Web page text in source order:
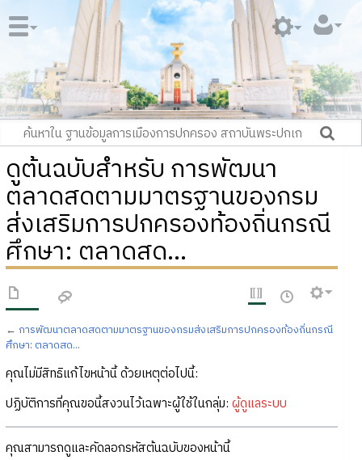
ดูต้นฉบับสำหรับ การพัฒนา
ตลาดสดตามมาตรฐานของกรม
ส่งเสริมการปกครองท้องถิ่นกรณี
ศึกษา: ตลาดสด...
← การพัฒนาตลาดสดตามมาตรฐานของกรมส่งเสริมการปกครองท้องถิ่นกรณี
ศึกษา: ตลาดสด...
คุณไม่มีสิทธิแก้ไขหน้านี้ ด้วยเหตุต่อไปนี้:
ปฏิบัติการที่คุณขอนี้สงวนไว้เฉพาะผู้ใช้ในกลุ่ม: ผู้ดูแลระบบ
คุณสามารถดูและคัดลอกรหัสต้นฉบับของหน้านี้